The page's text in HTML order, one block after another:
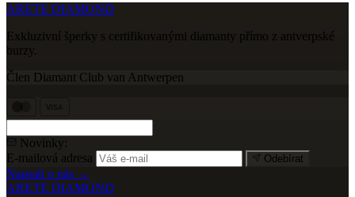
ARETE DIAMOND
Exkluzivní šperky s certifikovanými diamanty přímo z antverpské
burzy.
Člen Diamant Club van Antwerpen
Novinky:
E-mailová adresa
Odebírat
Napsali o nás →
ARETE DIAMOND